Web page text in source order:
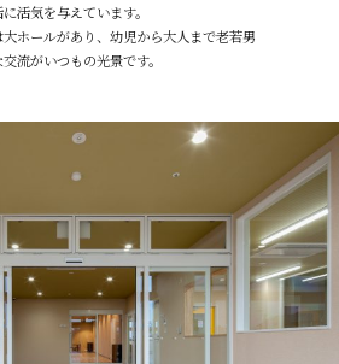
活気を与えています。
ホールがあり、幼児から大人まで老若男
流がいつもの光景です。